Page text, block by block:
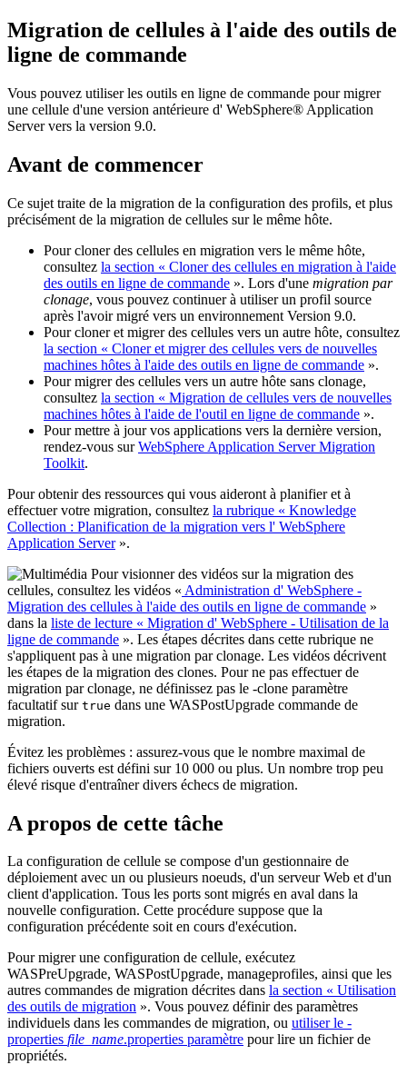
Migration de cellules à l'aide des outils de
ligne de commande
Vous pouvez utiliser les outils en ligne de commande pour migrer
une cellule d'une version antérieure d' WebSphere® Application
Serververs la version 9.0.
Avant de commencer
Ce sujet traite de la migration de la configuration des profils, et plus
précisément de la migration de cellules sur le même hôte.
Pour cloner des cellules en migration vers le même hôte,
consultez la section « Cloner des cellules en migration à l'aide
des outils en ligne de commande ». Lors d'une migration par
clonage, vous pouvez continuer à utiliser un profil source
après l'avoir migré vers un environnement Version 9.0.
Pour cloner et migrer des cellules vers un autre hôte, consultez
la section « Cloner et migrer des cellules vers de nouvelles
machines hôtes à l'aide des outils en ligne de commande ».
Pour migrer des cellules vers un autre hôte sans clonage,
consultez la section « Migration de cellules vers de nouvelles
machines hôtes à l'aide de l'outil en ligne de commande ».
Pour mettre à jour vos applications vers la dernière version,
rendez-vous surWebSphere Application ServerMigration
Toolkit.
Pour obtenir des ressources qui vous aideront à planifier et à
effectuer votre migration, consultez la rubrique « Knowledge
Collection : Planification de la migration vers l' WebSphere
Application Server».
Pour visionner des vidéos sur la migration des
cellules, consultez les vidéos « Administration d' WebSphere -
Migration des cellules à l'aide des outils en ligne de commande »
dans la liste de lecture « Migration d' WebSphere - Utilisation de la
ligne de commande ». Les étapes décrites dans cette rubrique ne
s'appliquent pas à une migration par clonage. Les vidéos décrivent
les étapes de la migration des clones. Pour ne pas effectuer de
migration par clonage, ne définissez pas le -clone paramètre
facultatif sur true dans une WASPostUpgrade commande de
migration.
Évitez les problèmes : assurez-vous que le nombre maximal de
fichiers ouverts est défini sur 10 000 ou plus. Un nombre trop peu
élevé risque d'entraîner divers échecs de migration.
A propos de cette tâche
La configuration de cellule se compose d'un gestionnaire de
déploiement avec un ou plusieurs noeuds, d'un serveur Web et d'un
client d'application. Tous les ports sont migrés en aval dans la
nouvelle configuration. Cette procédure suppose que la
configuration précédente soit en cours d'exécution.
Pour migrer une configuration de cellule, exécutez
WASPreUpgrade, WASPostUpgrade, manageprofiles, ainsi que les
autres commandes de migration décrites dans la section « Utilisation
des outils de migration ». Vous pouvez définir des paramètres
individuels dans les commandes de migration, ou utiliser le -
properties file_name.properties paramètre pour lire un fichier de
propriétés.